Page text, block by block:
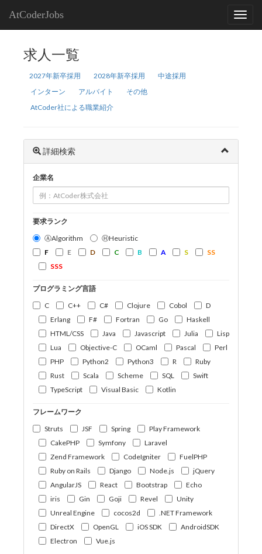
AtCoderJobs
求人一覧
2027年新卒採用 2028年新卒採用
中途採用
インターン
アルバイト
その他
AtCoder社による職業紹介
詳細検索
企業名
要求ランク
ⒶAlgorithm
ⒽHeuristic
F
E D C B A S
SS
SSS
プログラミング言語
C
C++ C# Clojure Cobol
D
Erlang
F# Fortran Go
Haskell
HTML/CSS
Java Javascript Julia
Lisp
Lua
Objective-C OCaml Pascal
Perl
PHP
Python2 Python3 R
Ruby
Rust
Scala Scheme SQL
Swift
TypeScript
Visual Basic Kotlin
フレームワーク
Struts
JSF Spring
Play Framework
CakePHP
Symfony
Laravel
Zend Framework
CodeIgniter
FuelPHP
Ruby on Rails
Django Node.js
jQuery
AngularJS
React Bootstrap
Echo
iris
Gin Goji Revel
Unity
Unreal Engine
cocos2d
.NET Framework
DirectX
OpenGL iOS SDK
AndroidSDK
Electron
Vue.js